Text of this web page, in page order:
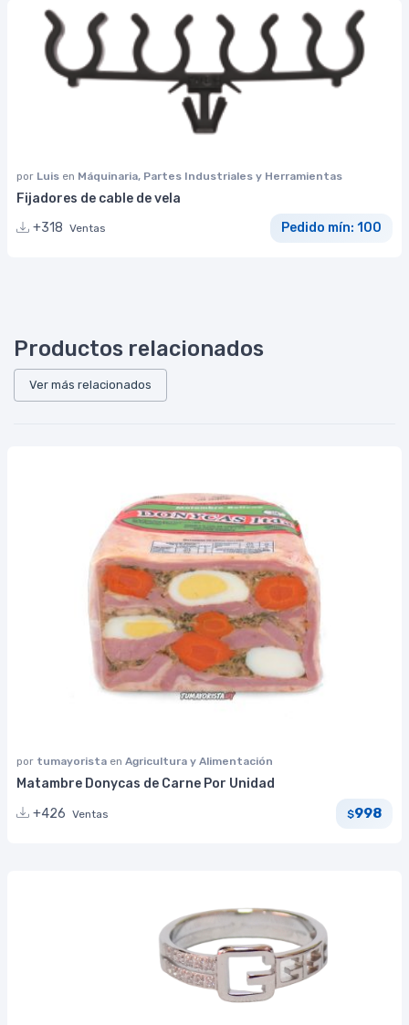
por Luis en Máquinaria, Partes Industriales y Herramientas
Fijadores de cable de vela
+318 Ventas Pedido mín: 100
Productos relacionados
Ver más relacionados
por tumayorista en Agricultura y Alimentación
Matambre Donycas de Carne Por Unidad
+426 Ventas $998